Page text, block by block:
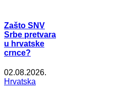
Zašto SNV
Srbe pretvara
u hrvatske
crnce?
02.08.2026.
Hrvatska